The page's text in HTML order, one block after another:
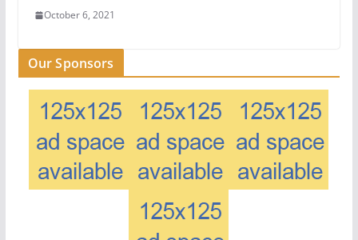
October 6, 2021
Our Sponsors